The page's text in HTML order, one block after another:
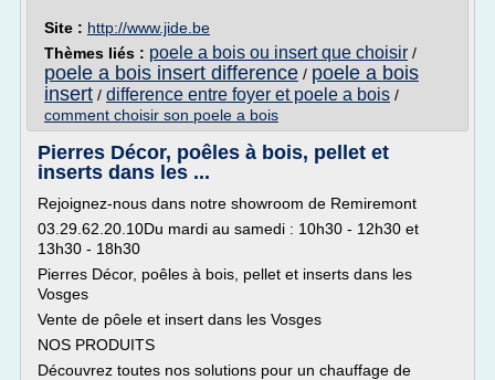
Site : http://www.jide.be
Thèmes liés : poele a bois ou insert que choisir /
poele a bois insert difference / poele a bois
insert / difference entre foyer et poele a bois /
comment choisir son poele a bois
Pierres Décor, poêles à bois, pellet et
inserts dans les ...
Rejoignez-nous dans notre showroom de Remiremont
03.29.62.20.10Du mardi au samedi : 10h30 - 12h30 et
13h30 - 18h30
Pierres Décor, poêles à bois, pellet et inserts dans les
Vosges
Vente de pôele et insert dans les Vosges
NOS PRODUITS
Découvrez toutes nos solutions pour un chauffage de